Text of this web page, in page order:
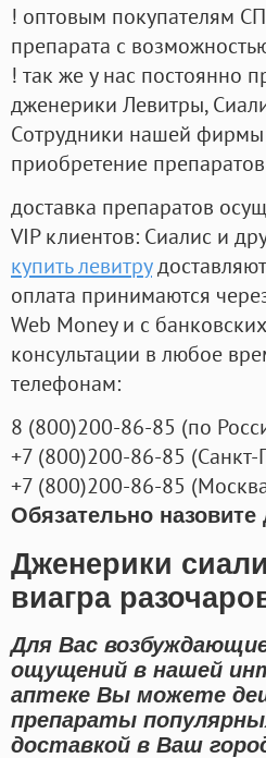
! оптовым покупателям
препарата с
! так же у нас постоянно
дженерики Левитры,
Cотрудники нашей фирмы
приобретение
доставка препаратов
VIP клиентов: Сиалис и
купить левитру
оплата принимаются
Web Money и с
консультации в любое
телефонам:
8 (800)200-86-85 (по
+7 (800)200-86-85 (Санкт-
+7 (800)200-86-85 (
Обязательно
Дженерики
виагра
Для Вас
ощущений в нашей
аптеке Вы можете
препараты
доставкой в Ваш